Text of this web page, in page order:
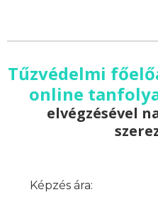
Tűzvédelmi
online
elvégzésével
Képzés ára: